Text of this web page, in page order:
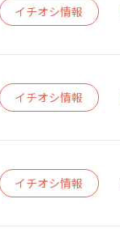
イチオシ情報
イチオシ情報
イチオシ情報